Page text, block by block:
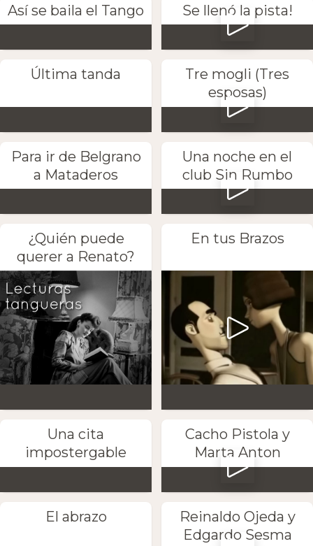
Así se baila el Tango Se llenó la pista!
Última tanda
Tre mogli (Tres
esposas)
Para ir de Belgrano
a Mataderos
Una noche en el
club Sin Rumbo
¿Quién puede
querer a Renato?
En tus Brazos
Una cita
impostergable
Cacho Pistola y
Marta Anton
El abrazo
Reinaldo Ojeda y
Edgardo Sesma